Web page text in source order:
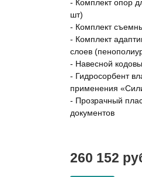
- Комплект опор
шт)
- Комплект
- Комплект
слоев
- Навесной
- Гидросорбент
применения
- Прозрачный
документов
260 152